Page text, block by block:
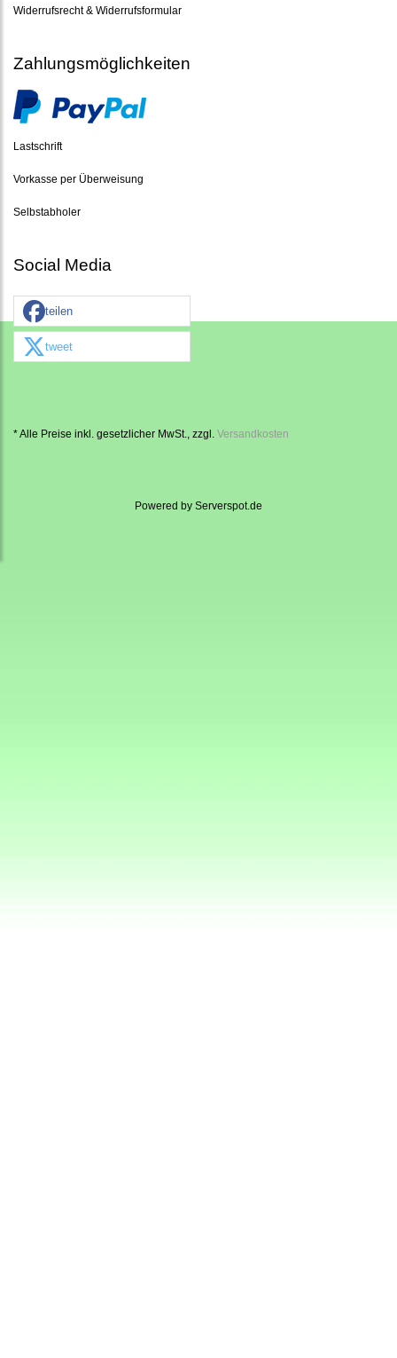
Widerrufsrecht & Widerrufsformular
Zahlungsmöglichkeiten
Lastschrift
Vorkasse per Überweisung
Selbstabholer
Social Media
teilen
tweet
* Alle Preise inkl. gesetzlicher MwSt., zzgl. Versandkosten
Powered by Serverspot.de